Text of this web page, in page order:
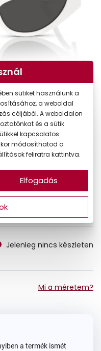
Jelenleg nincs készleten
Mi a méretem?
a termék ismét
sütiket használunk a
a weboldal
céljából. A weboldalon
és a sütik
kapcsolatos
módosíthatod a
feliratra kattintva.
Elfogadás